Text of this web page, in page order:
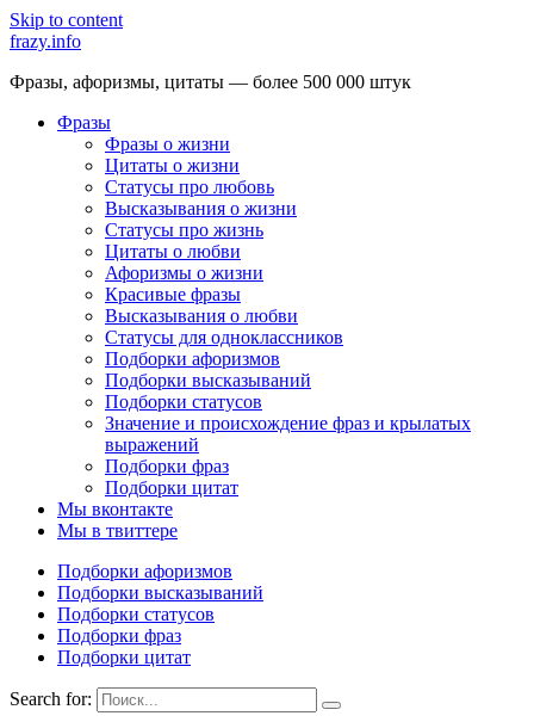
Skip to content
frazy.info
Фразы, афоризмы, цитаты — более 500 000 штук
Фразы
Фразы о жизни
Цитаты о жизни
Статусы про любовь
Высказывания о жизни
Статусы про жизнь
Цитаты о любви
Афоризмы о жизни
Красивые фразы
Высказывания о любви
Статусы для одноклассников
Подборки афоризмов
Подборки высказываний
Подборки статусов
Значение и происхождение фраз и крылатых
выражений
Подборки фраз
Подборки цитат
Мы вконтакте
Мы в твиттере
Подборки афоризмов
Подборки высказываний
Подборки статусов
Подборки фраз
Подборки цитат
Search for: